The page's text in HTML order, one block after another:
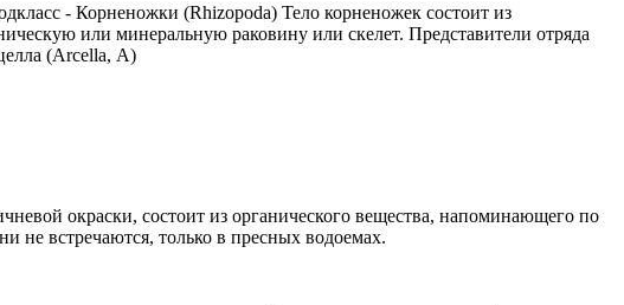
- Корненожки (Rhizороdа) Тело корненожек состоит из
или минеральную раковину или скелет. Представители отряда
(Arcella, А)
окраски, состоит из органического вещества, напоминающего по
не встречаются, только в пресных водоемах.